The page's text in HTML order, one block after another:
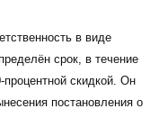
в виде
срок, в течение
скидкой. Он
постановления о